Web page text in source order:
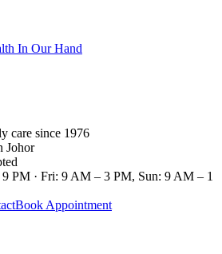
In Our Hand
care since 1976
Johor
PM · Fri: 9 AM – 3 PM, Sun: 9 AM – 1
Book Appointment